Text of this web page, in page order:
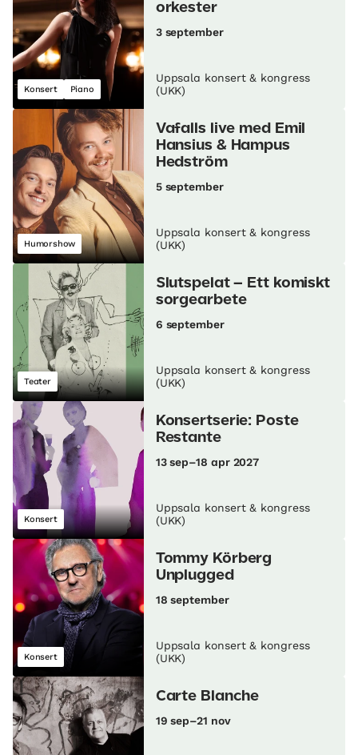
Konsert Piano
orkester
3 september
Uppsala konsert & kongress
(UKK)
Humorshow
Vafalls live med Emil
Hansius & Hampus
Hedström
5 september
Uppsala konsert & kongress
(UKK)
Teater
Slutspelat – Ett komiskt
sorgearbete
6 september
Uppsala konsert & kongress
(UKK)
Konsert
Konsertserie: Poste
Restante
13 sep–18 apr 2027
Uppsala konsert & kongress
(UKK)
Konsert
Tommy Körberg
Unplugged
18 september
Uppsala konsert & kongress
(UKK)
Carte Blanche
19 sep–21 nov